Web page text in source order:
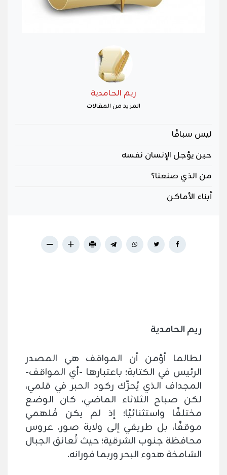
ريم الحامدية
المزيد من المقالات
ليس سباقًا
حين يؤجل الإنسان نفسه
من الذي صنعنا؟
أبناء الأماكن
ريم الحامدية
لطالما أؤمن أن المواقف هي المصدر
الرئيس في الكتابة؛ باعتبارها -أي المواقف-
المجداف الذي يُحرِّك ركود الحبر في قلمي،
لكن صباح الثلاثاء الماضي، كان الوضع
مختلفًا واستثنائيًا؛ إذ لم يكن مُلهمي
موقفًا، بل طريقي إلى ولاية صور، عروس
محافظة جنوب الشرقية؛ حيث تُعانق الجبال
الشامخة هدوء البحر وربما فورانه.